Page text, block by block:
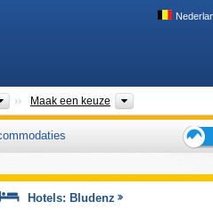
Districten
Maak een keuze Dalen,
voor
Hotels: Bludenz